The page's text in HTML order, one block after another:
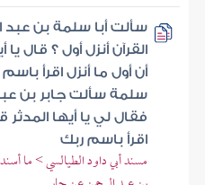
سألت أبا سلمة بن عبد
القرآن أنزل أول ؟ قال
أن أول ما أنزل اقرأ
سلمة سألت جابر بن عبد
فقال لي يا أيها المدثر
اقرأ باسم ربك
مسند أبي داود الطيالسي > ما